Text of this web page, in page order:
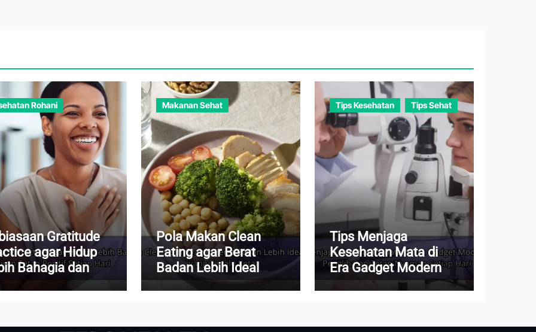
Rohani
Gratitude
agar Hidup
Bahagia dan
Tetap Positif
Makanan Sehat
Pola Makan Clean
Eating agar Berat
Badan Lebih Ideal
Tanpa Diet yang
Tips Kesehatan Tips Sehat
Tips Menjaga
Kesehatan Mata di
Era Gadget Modern
agar Penglihatan